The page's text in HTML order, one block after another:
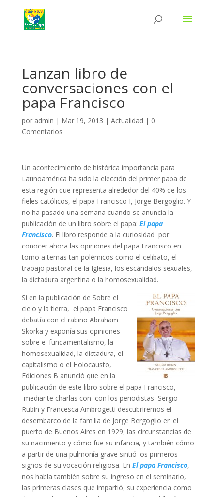
Lanzan libro de
conversaciones con el
papa Francisco
por admin | Mar 19, 2013 | Actualidad | 0
Comentarios
Un acontecimiento de histórica importancia para
Latinoamérica ha sido la elección del primer papa de
esta región que representa alrededor del 40% de los
fieles católicos, el papa Francisco I, Jorge Bergoglio. Y
no ha pasado una semana cuando se anuncia la
publicación de un libro sobre el papa: El papa
Francisco. El libro responde a la curiosidad por
conocer ahora las opiniones del papa Francisco en
torno a temas tan polémicos como el celibato, el
trabajo pastoral de la Iglesia, los escándalos sexuales,
la dictadura argentina o la homosexualidad.
Si en la publicación de Sobre el
cielo y la tierra, el papa Francisco
debatía con el rabino Abraham
Skorka y exponía sus opiniones
sobre el fundamentalismo, la
homosexualidad, la dictadura, el
capitalismo o el Holocausto,
Ediciones B anunció que en la
publicación de este libro sobre el papa Francisco,
mediante charlas con con los periodistas Sergio
Rubin y Francesca Ambrogetti descubriremos el
desembarco de la familia de Jorge Bergoglio en el
puerto de Buenos Aires en 1929, las circunstancias de
su nacimiento y cómo fue su infancia, y también cómo
a partir de una pulmonía grave sintió los primeros
signos de su vocación religiosa. En El papa Francisco,
nos habla también sobre su ingreso en el seminario,
las primeras clases que impartió, su experiencia como